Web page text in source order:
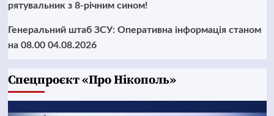
рятувальник з 8-річним сином!
Генеральний штаб ЗСУ: Оперативна інформація станом
на 08.00 04.08.2026
Cпецпроєкт «Про Нікополь»